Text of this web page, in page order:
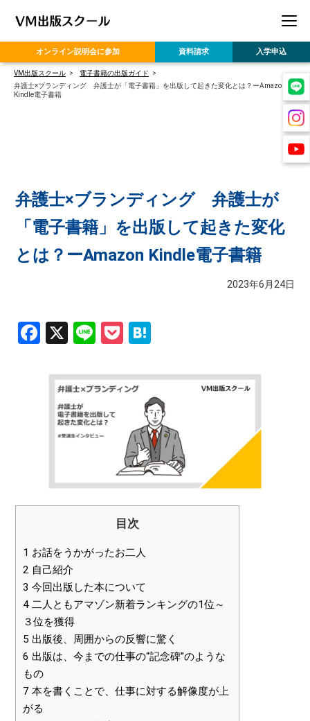
オンライン説明会に参加 資料請求 入学申込
VM出版スクール
電子書籍の出版ガイド
弁護士×ブランディング 弁護士が「電子書籍」を出版して起きた変化とは？ーAmazon
Kindle電子書籍
弁護士×ブランディング 弁護士が
「電子書籍」を出版して起きた変化
とは？ーAmazon Kindle電子書籍
2023年6月24日
Facebook
X LinePocket
目次
1 お話をうかがったお二人
2 自己紹介
3 今回出版した本について
4 二人ともアマゾン新着ランキングの1位～
３位を獲得
5 出版後、周囲からの反響に驚く
6 出版は、今までの仕事の“記念碑”のような
もの
7 本を書くことで、仕事に対する解像度が上
がる